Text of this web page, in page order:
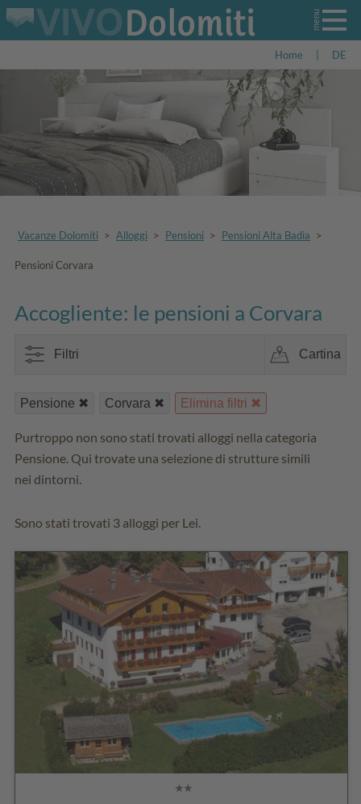
Home DE
Vacanze Dolomiti > Alloggi > Pensioni > Pensioni Alta Badia >
Pensioni Corvara
Accogliente: le pensioni a Corvara
Filtri Cartina
Pensione Corvara Elimina filtri
Purtroppo non sono stati trovati alloggi nella categoria
Pensione. Qui trovate una selezione di strutture simili
nei dintorni.
Sono stati trovati 3 alloggi per Lei.